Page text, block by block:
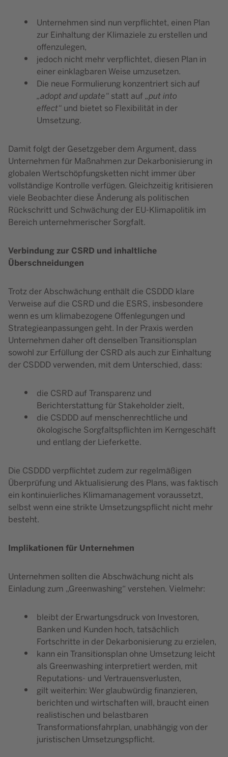
Unternehmen sind nun verpflichtet, einen Plan
zur Einhaltung der Klimaziele zu erstellen und
offenzulegen,
jedoch nicht mehr verpflichtet, diesen Plan in
einer einklagbaren Weise umzusetzen.
Die neue Formulierung konzentriert sich auf
„adopt and update“ statt auf „put into
effect“ und bietet so Flexibilität in der
Umsetzung.
Damit folgt der Gesetzgeber dem Argument, dass
Unternehmen für Maßnahmen zur Dekarbonisierung in
globalen Wertschöpfungsketten nicht immer über
vollständige Kontrolle verfügen. Gleichzeitig kritisieren
viele Beobachter diese Änderung als politischen
Rückschritt und Schwächung der EU-Klimapolitik im
Bereich unternehmerischer Sorgfalt.
Verbindung zur CSRD und inhaltliche
Überschneidungen
Trotz der Abschwächung enthält die CSDDD klare
Verweise auf die CSRD und die ESRS, insbesondere
wenn es um klimabezogene Offenlegungen und
Strategieanpassungen geht. In der Praxis werden
Unternehmen daher oft denselben Transitionsplan
sowohl zur Erfüllung der CSRD als auch zur Einhaltung
der CSDDD verwenden, mit dem Unterschied, dass:
die CSRD auf Transparenz und
Berichterstattung für Stakeholder zielt,
die CSDDD auf menschenrechtliche und
ökologische Sorgfaltspflichten im Kerngeschäft
und entlang der Lieferkette.
Die CSDDD verpflichtet zudem zur regelmäßigen
Überprüfung und Aktualisierung des Plans, was faktisch
ein kontinuierliches Klimamanagement voraussetzt,
selbst wenn eine strikte Umsetzungspflicht nicht mehr
besteht.
Implikationen für Unternehmen
Unternehmen sollten die Abschwächung nicht als
Einladung zum „Greenwashing“ verstehen. Vielmehr:
bleibt der Erwartungsdruck von Investoren,
Banken und Kunden hoch, tatsächlich
Fortschritte in der Dekarbonisierung zu erzielen,
kann ein Transitionsplan ohne Umsetzung leicht
als Greenwashing interpretiert werden, mit
Reputations- und Vertrauensverlusten,
gilt weiterhin: Wer glaubwürdig finanzieren,
berichten und wirtschaften will, braucht einen
realistischen und belastbaren
Transformationsfahrplan, unabhängig von der
juristischen Umsetzungspflicht.